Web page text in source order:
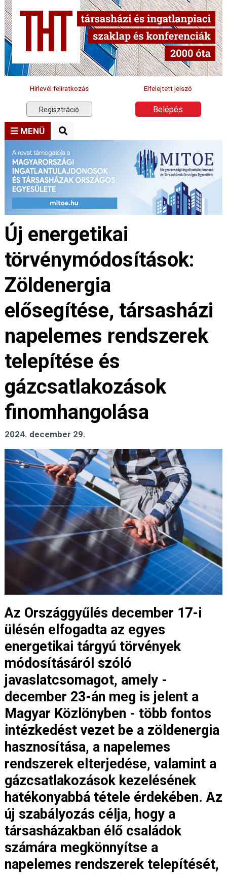
Hírlevél feliratkozás Elfelejtett jelszó
Regisztráció Belépés
MENÜ
Új energetikai
törvénymódosítások:
Zöldenergia
elősegítése, társasházi
napelemes rendszerek
telepítése és
gázcsatlakozások
finomhangolása
2024. december 29.
Az Országgyűlés december 17-i
ülésén elfogadta az egyes
energetikai tárgyú törvények
módosításáról szóló
javaslatcsomagot, amely -
december 23-án meg is jelent a
Magyar Közlönyben - több fontos
intézkedést vezet be a zöldenergia
hasznosítása, a napelemes
rendszerek elterjedése, valamint a
gázcsatlakozások kezelésének
hatékonyabbá tétele érdekében. Az
új szabályozás célja, hogy a
társasházakban élő családok
számára megkönnyítse a
napelemes rendszerek telepítését,